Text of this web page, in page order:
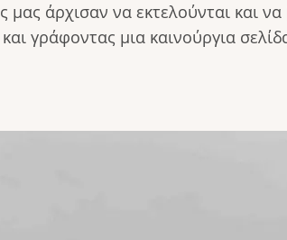
μας άρχισαν να εκτελούνται και
γράφοντας μια καινούργια